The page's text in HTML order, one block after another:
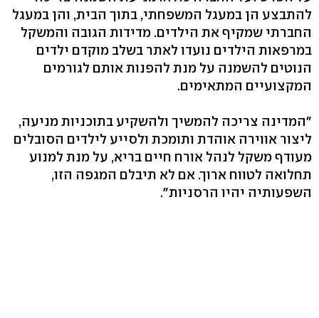
להתבצע הן במעגל המשפחתי, בתוך הבית, והן במעגל
החברתי שמקיף את הילדים. מדידות הגובה והמשקל
במרפאות הילדים נועדו לאתר בשלב מוקדם ילדים
הנוטים להשמנה על מנת להפנות אותם לגורמים
המקצועיים המתאימים.
"המדינה צריכה להמשיך ולהשקיע בתוכניות מניעה,
ליצור אווירה אוהדת ותומכת ולסייע לילדים הסובלים
מעודף משקל לנהל אורח חיים בריא, על מנת למנוע
תחלואה לטווח ארוך. אם לא תיבלם המגפה הזו,
השפעותיה יהיו הרסניות".